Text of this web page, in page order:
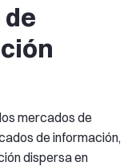
mercados de
de información,
dispersa en